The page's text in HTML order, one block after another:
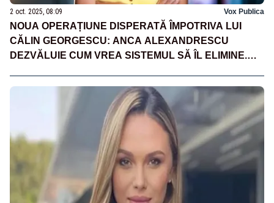
2 oct. 2025, 08:09 Vox Publica
NOUA OPERAȚIUNE DISPERATĂ ÎMPOTRIVA LUI
CĂLIN GEORGESCU: ANCA ALEXANDRESCU
DEZVĂLUIE CUM VREA SISTEMUL SĂ ÎL ELIMINE.
JUDICIAR